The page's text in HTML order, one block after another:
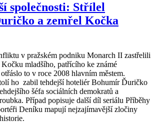
společnosti: Střílel
a zemřel Kočka
v pražském podniku Monarch II zastřelili
mladšího, patřícího ke známé
to v roce 2008 hlavním městem.
ho zabil tehdejší hoteliér Bohumír Ďuričko
šéfa sociálních demokratů a
Případ popisuje další díl seriálu Příběhy
Deníku mapují nejzajímavější zločiny